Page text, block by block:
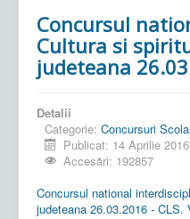
Concursul
Cultura si
judeteana
Detalii
Categorie: Concursuri
Publicat: 14 Aprilie 2016
Accesări: 192857
Concursul national
judeteana 26.03.2016 - CLS.